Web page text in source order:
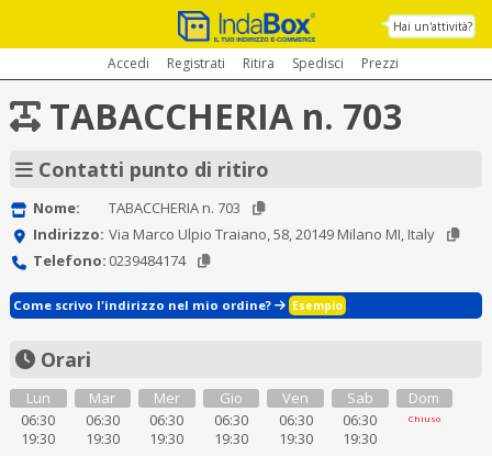
Hai un'attività?
Accedi Registrati Ritira Spedisci Prezzi
TABACCHERIA n. 703
Contatti punto di ritiro
Nome:
TABACCHERIA n. 703
Indirizzo: Via Marco Ulpio Traiano, 58, 20149 Milano MI, Italy
Telefono: 0239484174
Come scrivo l'indirizzo nel mio ordine? Esempio
Orari
Lun
06:30
19:30
Mar
06:30
19:30
Mer
06:30
19:30
Gio
06:30
19:30
Ven
06:30
19:30
Sab
06:30
19:30
Dom
Chiuso